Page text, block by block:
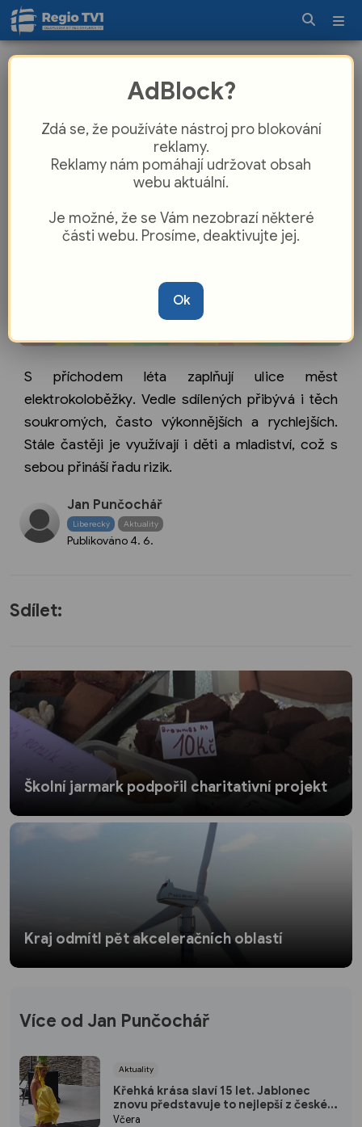
přináší velká rizika
S příchodem léta zaplňují ulice měst
elektrokoloběžky. Vedle sdílených přibývá i těch
soukromých, často výkonnějších a rychlejších.
Stále častěji je využívají i děti a mladiství, což s
sebou přináší řadu rizik.
Jan Punčochář
Liberecký Aktuality
Publikováno 4. 6.
Sdílet:
Školní jarmark podpořil charitativní projekt
Kraj odmítl pět akceleračních oblastí
Více od Jan Punčochář
Aktuality
Křehká krása slaví 15 let. Jablonec
znovu představuje to nejlepší z české
bižuterie a skla
Včera
AdBlock?
Zdá se, že používáte nástroj pro blokování
reklamy.
Reklamy nám pomáhají udržovat obsah
webu aktuální.
Je možné, že se Vám nezobrazí některé
části webu. Prosíme, deaktivujte jej.
Ok